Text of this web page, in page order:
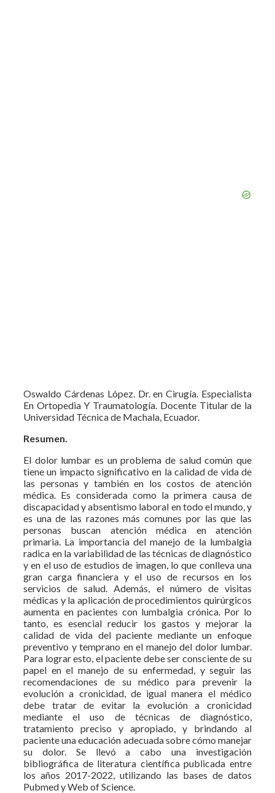
Oswaldo Cárdenas López. Dr. en Cirugía. Especialista
En Ortopedia Y Traumatología. Docente Titular de la
Universidad Técnica de Machala, Ecuador.
Resumen.
El dolor lumbar es un problema de salud común que
tiene un impacto significativo en la calidad de vida de
las personas y también en los costos de atención
médica. Es considerada como la primera causa de
discapacidad y absentismo laboral en todo el mundo, y
es una de las razones más comunes por las que las
personas buscan atención médica en atención
primaria. La importancia del manejo de la lumbalgia
radica en la variabilidad de las técnicas de diagnóstico
y en el uso de estudios de imagen, lo que conlleva una
gran carga financiera y el uso de recursos en los
servicios de salud. Además, el número de visitas
médicas y la aplicación de procedimientos quirúrgicos
aumenta en pacientes con lumbalgia crónica. Por lo
tanto, es esencial reducir los gastos y mejorar la
calidad de vida del paciente mediante un enfoque
preventivo y temprano en el manejo del dolor lumbar.
Para lograr esto, el paciente debe ser consciente de su
papel en el manejo de su enfermedad, y seguir las
recomendaciones de su médico para prevenir la
evolución a cronicidad, de igual manera el médico
debe tratar de evitar la evolución a cronicidad
mediante el uso de técnicas de diagnóstico,
tratamiento preciso y apropiado, y brindando al
paciente una educación adecuada sobre cómo manejar
su dolor. Se llevó a cabo una investigación
bibliográfica de literatura científica publicada entre
los años 2017-2022, utilizando las bases de datos
Pubmed y Web of Science.